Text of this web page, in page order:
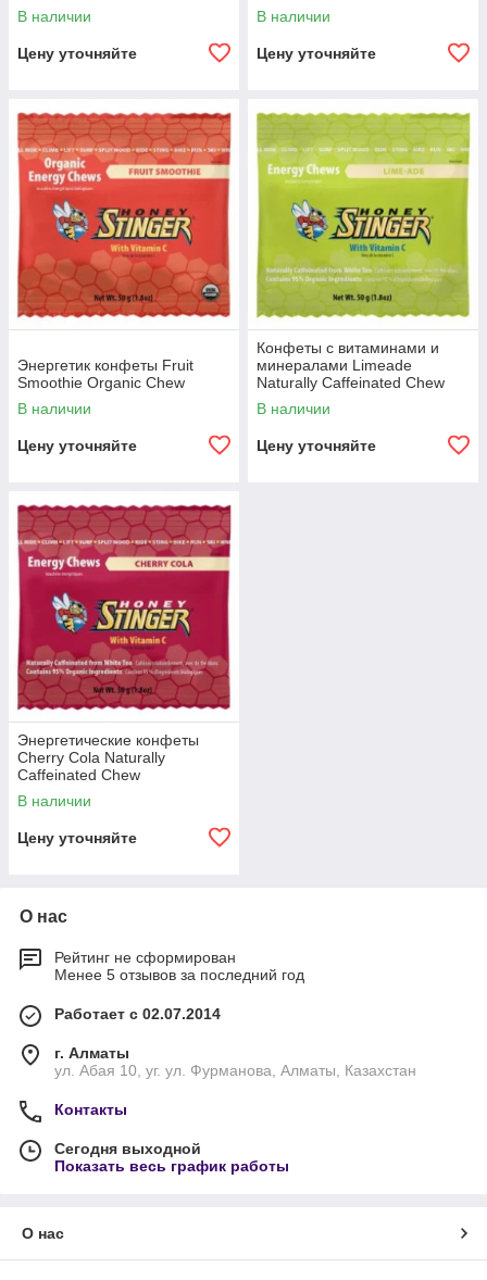
В наличии
Цену уточняйте
В наличии
Цену уточняйте
Энергетик конфеты Fruit
Smoothie Organic Chew
В наличии
Цену уточняйте
Конфеты с витаминами и
минералами Limeade
Naturally Caffeinated Chew
В наличии
Цену уточняйте
Энергетические конфеты
Cherry Cola Naturally
Caffeinated Chew
В наличии
Цену уточняйте
О нас
Рейтинг не сформирован
Менее 5 отзывов за последний год
Работает с 02.07.2014
г. Алматы
ул. Абая 10, уг. ул. Фурманова, Алматы, Казахстан
Контакты
Сегодня выходной
Показать весь график работы
О нас